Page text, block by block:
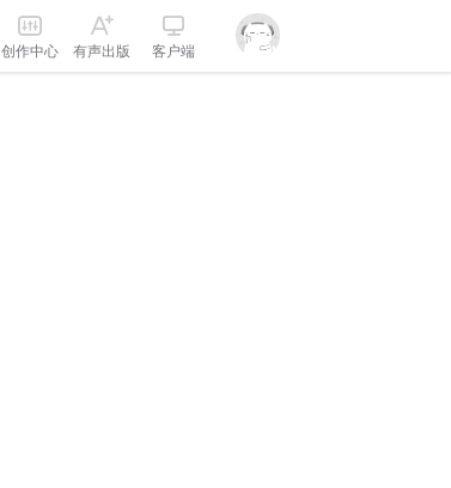
创作中心 有声出版 客户端